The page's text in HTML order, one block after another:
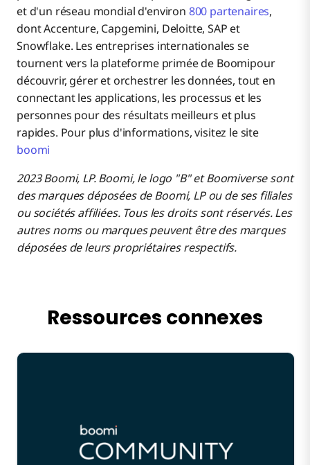
et d'un réseau mondial d'environ 800 partenaires,
dont Accenture, Capgemini, Deloitte, SAP et
Snowflake. Les entreprises internationales se
tournent vers la plateforme primée de Boomipour
découvrir, gérer et orchestrer les données, tout en
connectant les applications, les processus et les
personnes pour des résultats meilleurs et plus
rapides. Pour plus d'informations, visitez le site
boomi
2023 Boomi, LP. Boomi, le logo "B" et Boomiverse sont
des marques déposées de Boomi, LP ou de ses filiales
ou sociétés affiliées. Tous les droits sont réservés. Les
autres noms ou marques peuvent être des marques
déposées de leurs propriétaires respectifs.
Ressources connexes